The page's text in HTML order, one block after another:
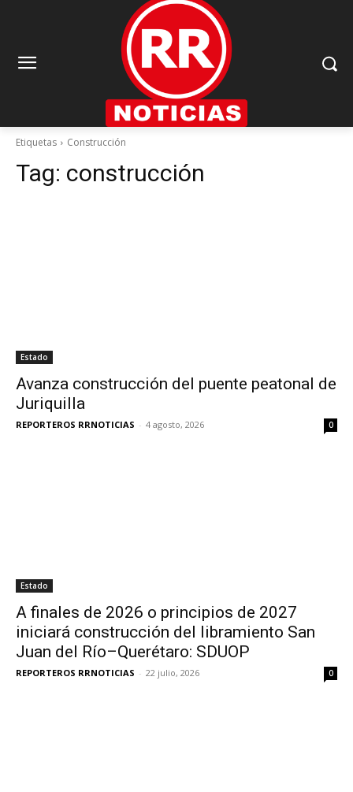
Etiquetas Construcción
Tag: construcción
Estado
Avanza construcción del puente peatonal de
Juriquilla
REPORTEROS RRNOTICIAS - 4 agosto, 2026 0
Estado
A finales de 2026 o principios de 2027
iniciará construcción del libramiento San
Juan del Río–Querétaro: SDUOP
REPORTEROS RRNOTICIAS - 22 julio, 2026 0